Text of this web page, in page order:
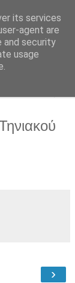
›
its services
agent are
and security
usage